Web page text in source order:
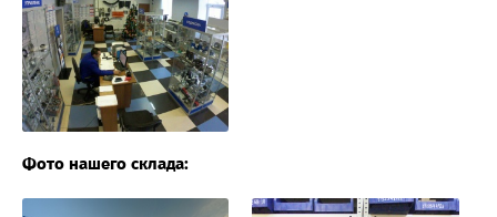
Фото нашего склада: